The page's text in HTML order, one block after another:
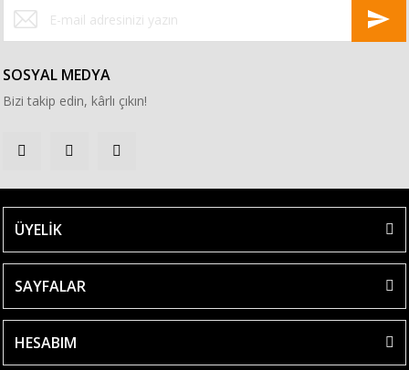
SOSYAL MEDYA
Bizi takip edin, kârlı çıkın!
ÜYELİK
SAYFALAR
HESABIM